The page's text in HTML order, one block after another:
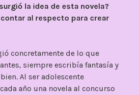
la idea de esta novela?
al respecto para crear
concretamente de lo que
siempre escribía fantasía y
Al ser adolescente
año una novela al concurso